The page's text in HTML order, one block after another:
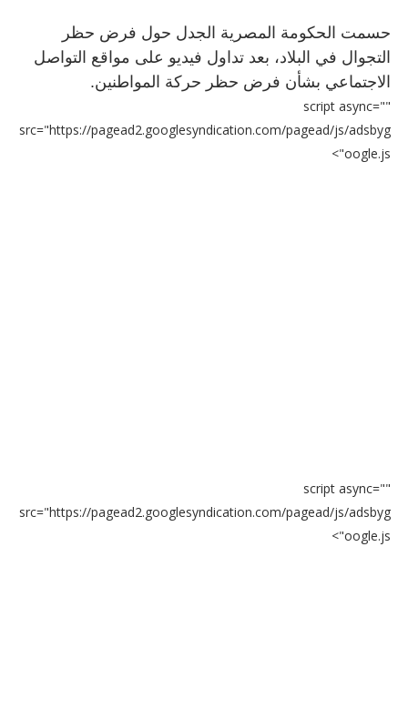
حسمت الحكومة المصرية الجدل حول فرض حظر
التجوال في البلاد، بعد تداول فيديو على مواقع التواصل
الاجتماعي بشأن فرض حظر حركة المواطنين.
script async=""
src="https://pagead2.googlesyndication.com/pagead/js/adsbyg
oogle.js">
script async=""
src="https://pagead2.googlesyndication.com/pagead/js/adsbyg
oogle.js">